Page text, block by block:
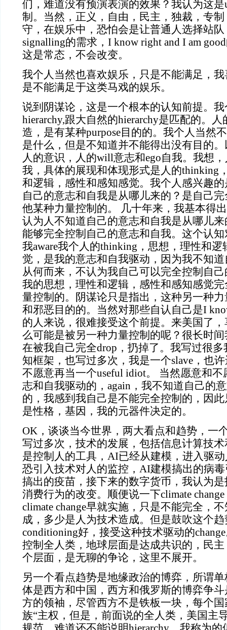
们，难道没有预演表演的效果？我认为这是
制。当然，正义，自由，民主，独裁，专
守，在娱乐中，恐怕会是让普通人选择站
signalling的需求，I know right and I am
这是常态，不会改变。
我个人当然也喜欢娱乐，只是不能满足，
是不能满足于这类马戏的娱乐。
说到阴谋论，这是一个根本的认知前提。
hierarchy,跟大自然的hierarchy是匹配的。
造，是有某种purpose目的的。我个人当然
是什么，但是不知道并不能得出没有目的
人的意识，人的will意志和ego自我。我想
我，具体的展现和体现形式是人的thinking
和逻辑，感性和感知感觉。我个人感兴趣
自己的意志和自我是从哪儿来的？是自己
他某种力量控制的。 几十年来，我基本得
认为人不知道自己的意志和自我是从哪儿
能够完全控制自己的意志和自我。这个认
我aware我个人的thinking，思想，理性和
觉，是我的意志和自我驱动，因为我不知
从何而来，不认为我自己可以完全控制自
我的思想，理性和逻辑，感性和感知感觉
量控制的。阴谋论只是指出，这种另一种
和邪恶目的的。当然对那些自认自己是I
的人来说，很难接受这个前提。来美国了
么可能是被另一种力量控制的呢？很长时
在被我自己完全drop，扔掉了。我写过很多
知框架，也写过多次，我是一个slave，也
不愿意再当一个useful idiot。 当然愿意和
志和自我驱动的，again，我不知道自己的
的，我感到我自己是不能完全控制的，因
是性格，基因，我的元器件决定的。
OK，谈谈当今世界，两大看点和趋势，一
写过多次，技术的发展，包括信息计算技
是控制人的工具，AI已经从建模，进入驱
恐引入技术对人的监控，AI建模搞出的病
搞出的疫苗，接下来的数字货币，我认为
消费行为的改变。顺便说一下climate
climate change早就实施，只是不能完全，
成，多少是人为技术造成。但是鼓吹这个
conditioning好，接受这种技术驱动的
控制全人类，地球层面是达成共识的，民
个层面，是无聊的争论，这里不展开。
另一个看点趋势是地缘政治的博弈，所谓
体是西方和中国，西方和俄罗斯的博弈争
方的领袖，尽管西方不是铁板一块，每个
族“主权，但是，前面说的全人类，美国主